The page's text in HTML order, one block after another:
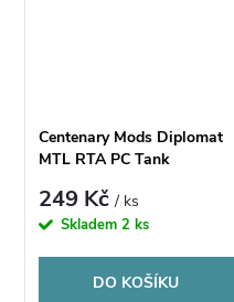
Centenary Mods Diplomat
MTL RTA PC Tank
249 Kč/ ks
Skladem2 ks
DO KOŠÍKU